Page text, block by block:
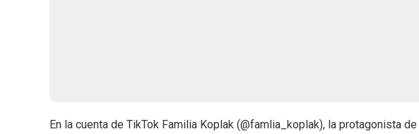
En la cuenta de TikTok Familia Koplak (@famlia_koplak), la protagonista